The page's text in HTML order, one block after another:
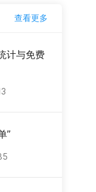
查看更多
计与免费
”